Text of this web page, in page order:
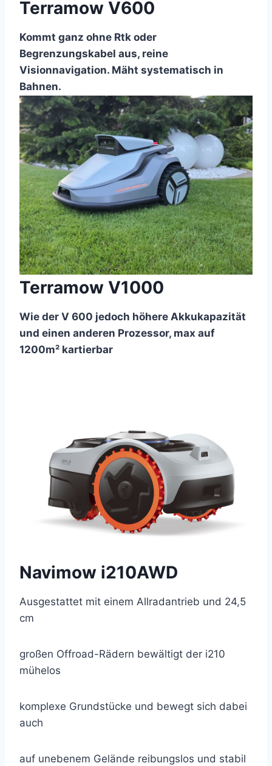
Terramow V600
Kommt ganz ohne Rtk oder
Begrenzungskabel aus, reine
Visionnavigation. Mäht systematisch in
Bahnen.
Terramow V1000
Wie der V 600 jedoch höhere Akkukapazität
und einen anderen Prozessor, max auf
1200m² kartierbar
Navimow i210AWD
Ausgestattet mit einem Allradantrieb und 24,5
cm
großen Offroad-Rädern bewältigt der i210
mühelos
komplexe Grundstücke und bewegt sich dabei
auch
auf unebenem Gelände reibungslos und stabil